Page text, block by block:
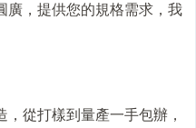
廣，提供您的規格需求，我
從打樣到量產一手包辦，